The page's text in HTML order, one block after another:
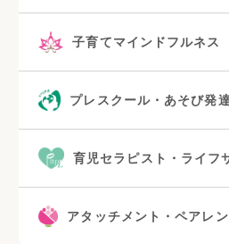
子育てマインドフルネス
プレスクール・あそび発達
育児セラピスト・ライフ
アタッチメント・ペアレ